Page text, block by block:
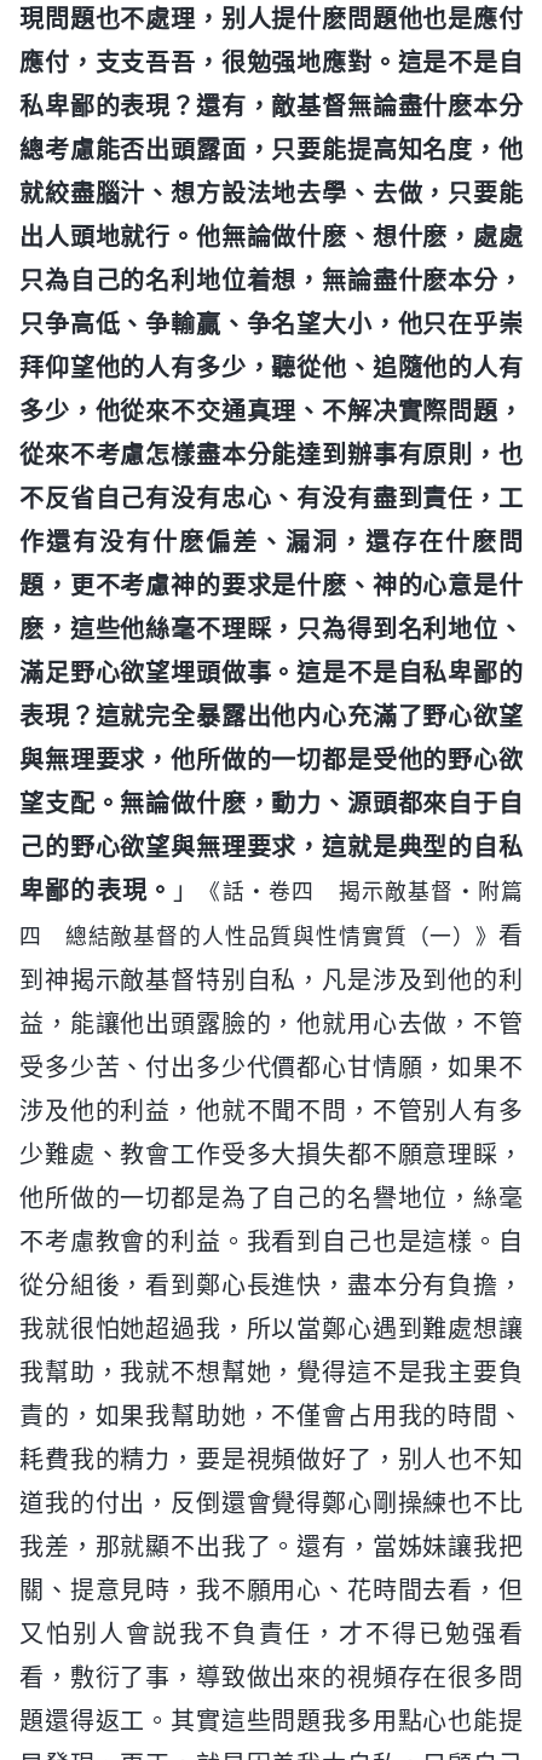
現問題也不處理，别人提什麽問題他也是應付
應付，支支吾吾，很勉强地應對。這是不是自
私卑鄙的表現？還有，敵基督無論盡什麽本分
總考慮能否出頭露面，只要能提高知名度，他
就絞盡腦汁、想方設法地去學、去做，只要能
出人頭地就行。他無論做什麽、想什麽，處處
只為自己的名利地位着想，無論盡什麽本分，
只争高低、争輸贏、争名望大小，他只在乎崇
拜仰望他的人有多少，聽從他、追隨他的人有
多少，他從來不交通真理、不解决實際問題，
從來不考慮怎樣盡本分能達到辦事有原則，也
不反省自己有没有忠心、有没有盡到責任，工
作還有没有什麽偏差、漏洞，還存在什麽問
題，更不考慮神的要求是什麽、神的心意是什
麽，這些他絲毫不理睬，只為得到名利地位、
滿足野心欲望埋頭做事。這是不是自私卑鄙的
表現？這就完全暴露出他内心充滿了野心欲望
與無理要求，他所做的一切都是受他的野心欲
望支配。無論做什麽，動力、源頭都來自于自
己的野心欲望與無理要求，這就是典型的自私
卑鄙的表現。 」
《話・卷四 揭示敵基督・附篇
四 總結敵基督的人性品質與性情實質（一）》 看
到神揭示敵基督特别自私，凡是涉及到他的利
益，能讓他出頭露臉的，他就用心去做，不管
受多少苦、付出多少代價都心甘情願，如果不
涉及他的利益，他就不聞不問，不管别人有多
少難處、教會工作受多大損失都不願意理睬，
他所做的一切都是為了自己的名譽地位，絲毫
不考慮教會的利益。我看到自己也是這樣。自
從分組後，看到鄭心長進快，盡本分有負擔，
我就很怕她超過我，所以當鄭心遇到難處想讓
我幫助，我就不想幫她，覺得這不是我主要負
責的，如果我幫助她，不僅會占用我的時間、
耗費我的精力，要是視頻做好了，别人也不知
道我的付出，反倒還會覺得鄭心剛操練也不比
我差，那就顯不出我了。還有，當姊妹讓我把
關、提意見時，我不願用心、花時間去看，但
又怕别人會説我不負責任，才不得已勉强看
看，敷衍了事，導致做出來的視頻存在很多問
題還得返工。其實這些問題我多用點心也能提